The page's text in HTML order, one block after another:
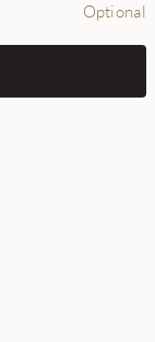
Optional